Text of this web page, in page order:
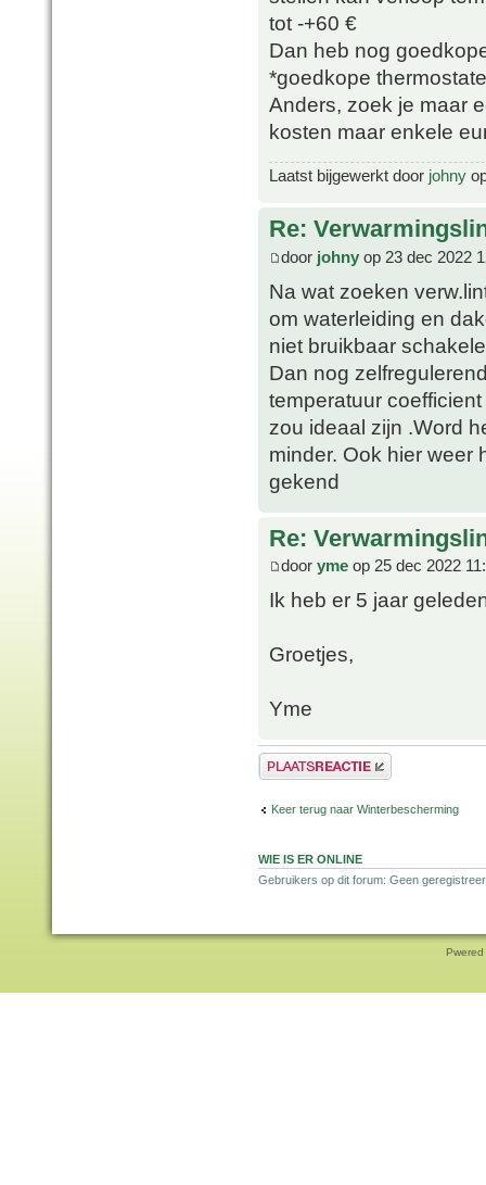
tot -+60 €
Dan heb nog
*goedkope
Anders, zoek je maar
kosten maar enkele
Laatst bijgewerkt door johny
Re:
door johny op 23 dec 2022
Na wat zoeken
om waterleiding en
niet bruikbaar
Dan nog
temperatuur
zou ideaal zijn .Word
minder. Ook hier weer
gekend
Re:
door yme op 25 dec 2022
Ik heb er 5 jaar
Groetjes,
Yme
Plaats een reactie
Keer terug naar Winterbescherming
WIE IS ER ONLINE
Gebruikers op dit forum: Geen